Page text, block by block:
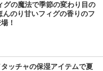
グの魔法で季節の変わり目の
のり甘いフィグの香りのフ
！
ッチャの保湿アイテムで夏